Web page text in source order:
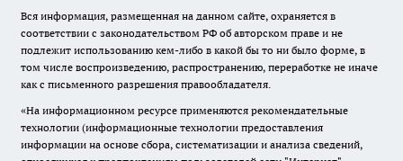
Вся информация, размещенная на данном сайте, охраняется в
соответствии с законодательством РФ об авторском праве и не
подлежит использованию кем-либо в какой бы то ни было форме, в
том числе воспроизведению, распространению, переработке не иначе
как с письменного разрешения правообладателя.
«На информационном ресурсе применяются рекомендательные
технологии (информационные технологии предоставления
информации на основе сбора, систематизации и анализа сведений,